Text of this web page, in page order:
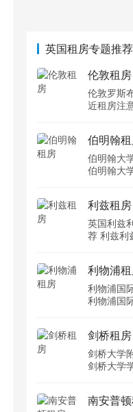
英国租房专题推荐
伦敦租房
伦敦罗斯
近租房注
伯明翰
伯明翰大
伯明翰大
利兹租房
英国利兹
荐 利兹利
利物浦
利物浦国
利物浦国
剑桥租房
剑桥大学
剑桥大学
南安普